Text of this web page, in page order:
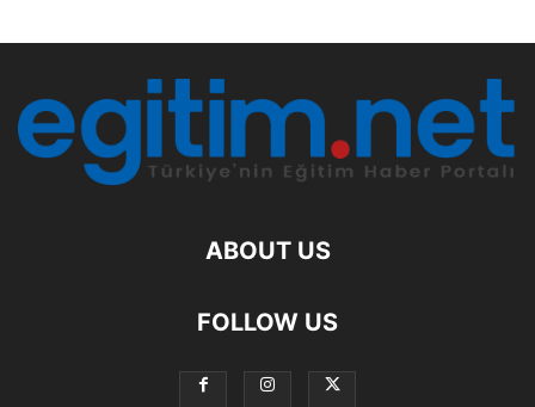
ABOUT US
FOLLOW US